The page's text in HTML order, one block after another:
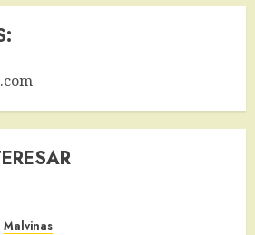
Malvinas